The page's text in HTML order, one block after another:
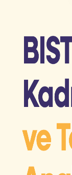
BIST
Kadın istihdamı
yalnızca bir
riski ve yatırımcı
stratejik bir konu.
durumu veri